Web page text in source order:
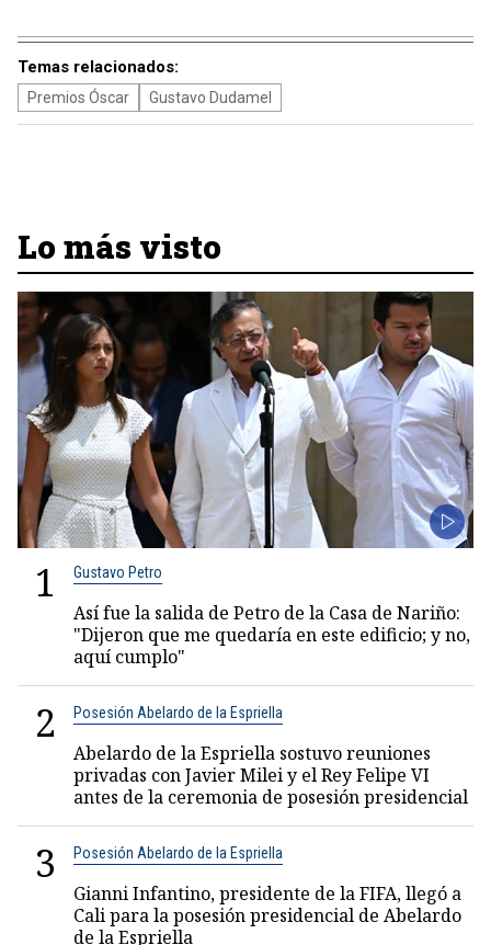
Temas relacionados:
Premios Óscar Gustavo Dudamel
Lo más visto
1 Gustavo Petro
Así fue la salida de Petro de la Casa de Nariño:
"Dijeron que me quedaría en este edificio; y no,
aquí cumplo"
2 Posesión Abelardo de la Espriella
Abelardo de la Espriella sostuvo reuniones
privadas con Javier Milei y el Rey Felipe VI
antes de la ceremonia de posesión presidencial
3 Posesión Abelardo de la Espriella
Gianni Infantino, presidente de la FIFA, llegó a
Cali para la posesión presidencial de Abelardo
de la Espriella